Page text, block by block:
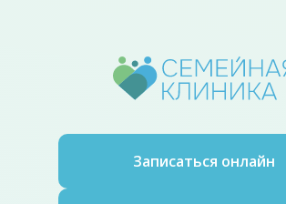
Записаться онлайн